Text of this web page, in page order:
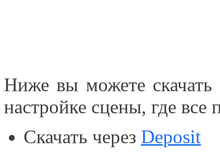
Ниже вы можете
настройке сцены, где все
Скачать через Deposit